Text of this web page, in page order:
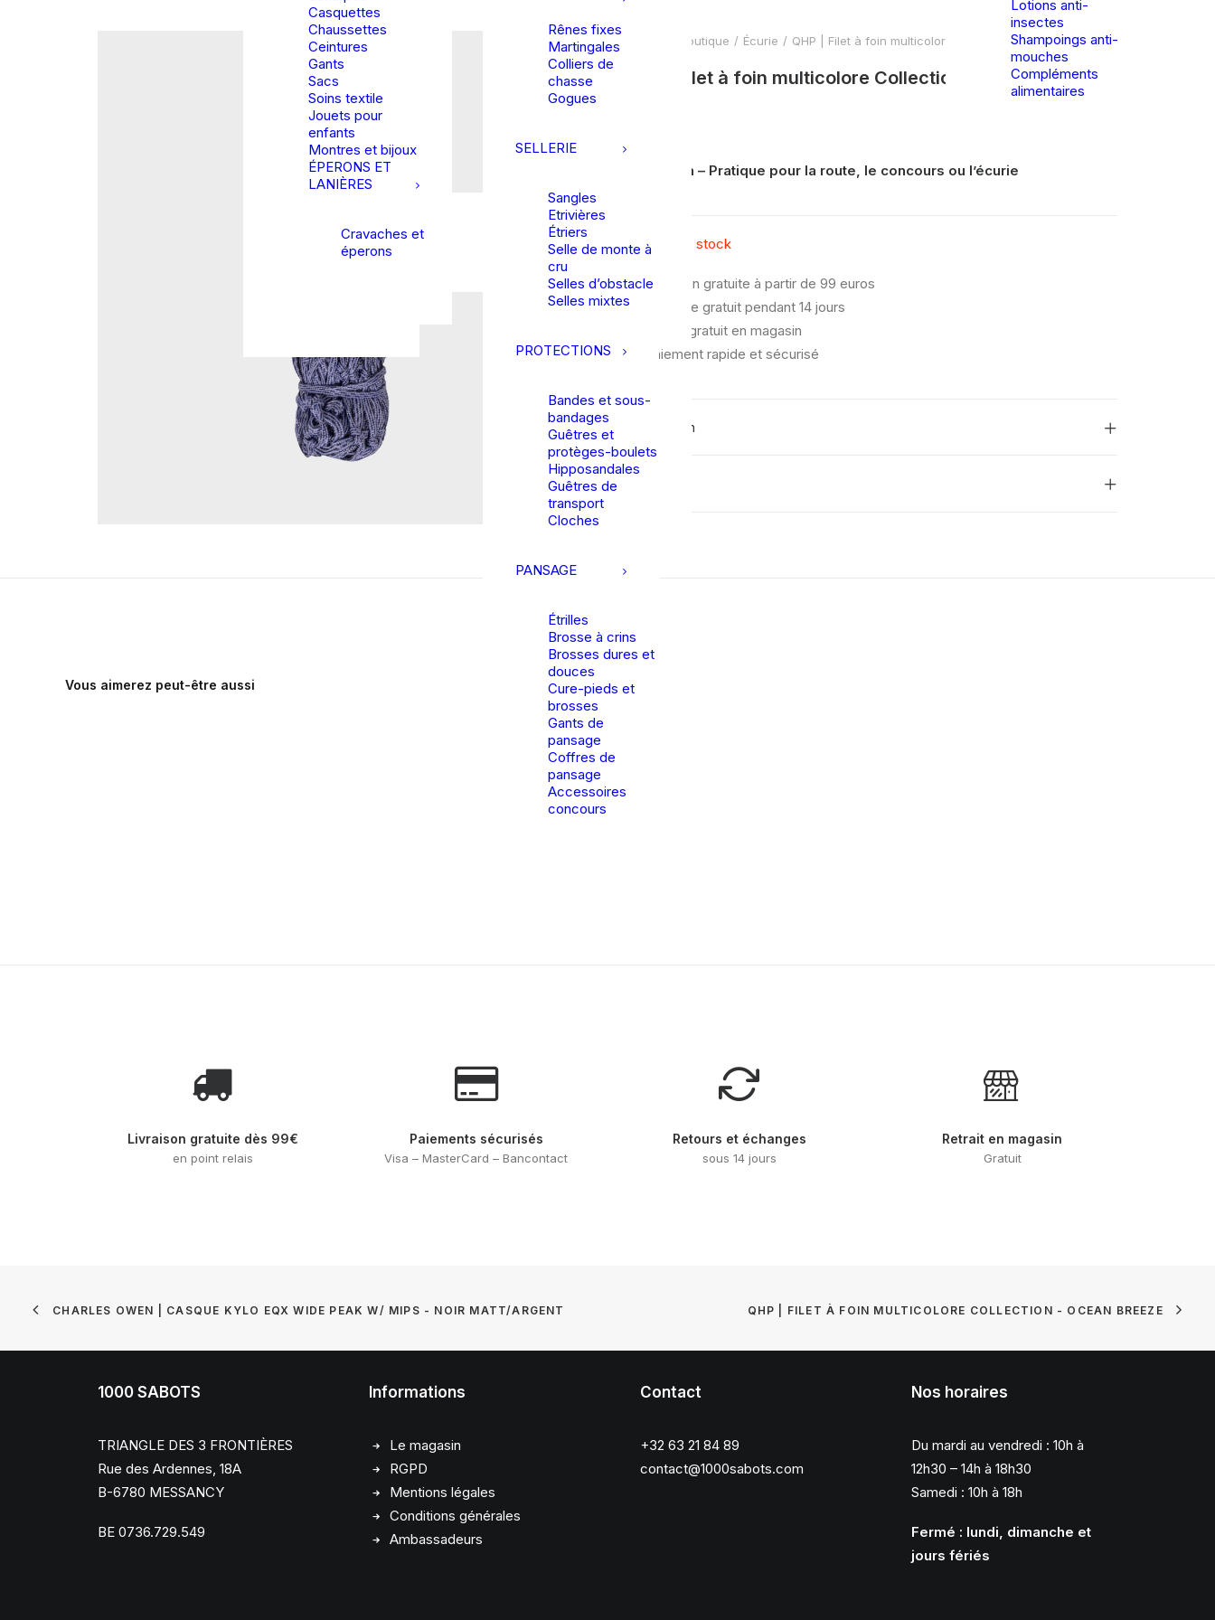
Casquettes
Chaussettes
Ceintures
Gants
Sacs
Soins textile
Jouets pour
enfants
Montres et bijoux
ÉPERONS ET
LANIÈRES
Cravaches et
éperons
Rênes fixes
Martingales
Colliers de
chasse
Gogues
SELLERIE
Sangles
Etrivières
Étriers
Selle de monte à
cru
Selles d’obstacle
Selles mixtes
PROTECTIONS
Bandes et sous-
bandages
Guêtres et
protèges-boulets
Hipposandales
Guêtres de
transport
Cloches
PANSAGE
Étrilles
Brosse à crins
Brosses dures et
douces
Cure-pieds et
brosses
Gants de
pansage
Coffres de
pansage
Accessoires
concours
Lotions anti-
insectes
Shampoings anti-
mouches
Compléments
alimentaires
Boutique Écurie QHP | Filet à foin multicolore Collection – Purple Sunset
QHP | Filet à foin multicolore Collection – Purple Sunset
Filet à foin – Pratique pour la route, le concours ou l’écurie
Rupture de stock
Livraison gratuite à partir de 99 euros
Échange gratuit pendant 14 jours
Retrait gratuit en magasin
Paiement rapide et sécurisé
Description
Vous aimerez peut-être aussi
Livraison gratuite dès 99€
en point relais
Paiements sécurisés
Visa – MasterCard – Bancontact
Retours et échanges
sous 14 jours
Retrait en magasin
Gratuit
CHARLES OWEN | CASQUE KYLO EQX WIDE PEAK W/ MIPS - NOIR MATT/ARGENT QHP | FILET À FOIN MULTICOLORE COLLECTION - OCEAN BREEZE
1000 SABOTS
TRIANGLE DES 3 FRONTIÈRES
Rue des Ardennes, 18A
B-6780 MESSANCY
BE 0736.729.549
Informations
Le magasin
RGPD
Mentions légales
Conditions générales
Ambassadeurs
Contact
+32 63 21 84 89
contact@1000sabots.com
Nos horaires
Du mardi au vendredi : 10h à
12h30 – 14h à 18h30
Samedi : 10h à 18h
Fermé : lundi, dimanche et
jours fériés